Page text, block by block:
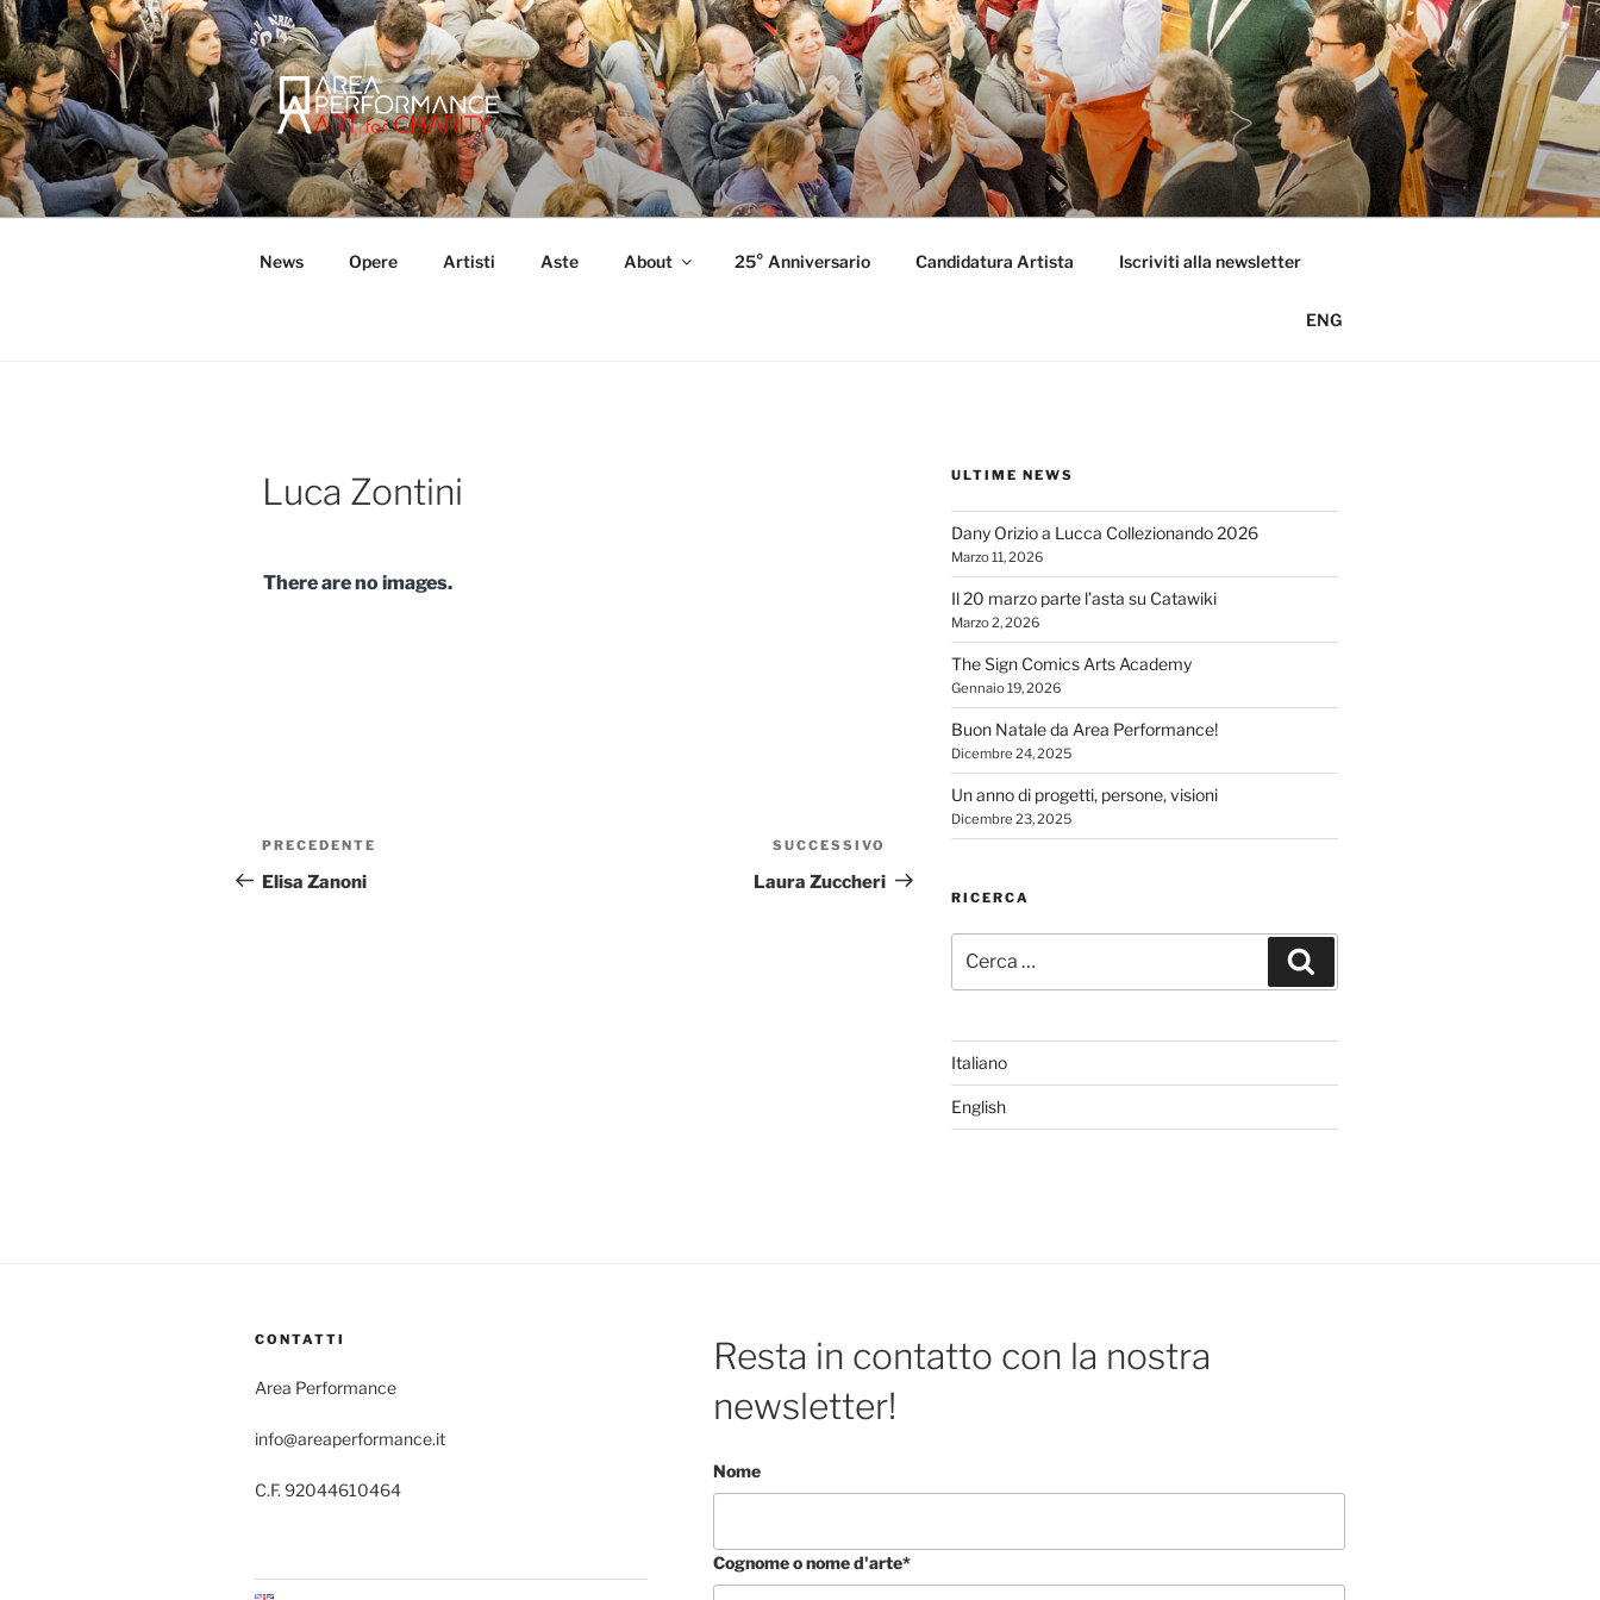
Salta
al
contenuto
AREA PERFORMANCE
Sito ufficiale della Onlus Area Performance.
News Opere Artisti Aste About 25° Anniversario Candidatura Artista Iscriviti alla newsletter
ENG
Luca Zontini
There are no images.
Navigazione
articoli
Articolo
precedente:
PRECEDENTE
Elisa Zanoni
successivo
SUCCESSIVO
Laura Zuccheri
ULTIME NEWS
Dany Orizio a Lucca Collezionando 2026
Marzo 11, 2026
Il 20 marzo parte l’asta su Catawiki
Marzo 2, 2026
The Sign Comics Arts Academy
Gennaio 19, 2026
Buon Natale da Area Performance!
Dicembre 24, 2025
Un anno di progetti, persone, visioni
Dicembre 23, 2025
RICERCA
Italiano
English
CONTATTI
Area Performance
info@areaperformance.it
C.F. 92044610464
Resta in contatto con la nostra
newsletter!
Nome
Cognome o nome d'arte*